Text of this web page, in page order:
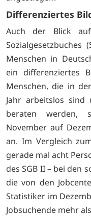
Differenziertes
Auch der Blick
Sozialgesetzbuches
Menschen in
ein differenziertes
Menschen, die in
Jahr arbeitslos
beraten werden,
November auf
an. Im Vergleich
gerade mal acht
des SGB II – bei den
die von den
Statistiker im
Jobsuchende mehr